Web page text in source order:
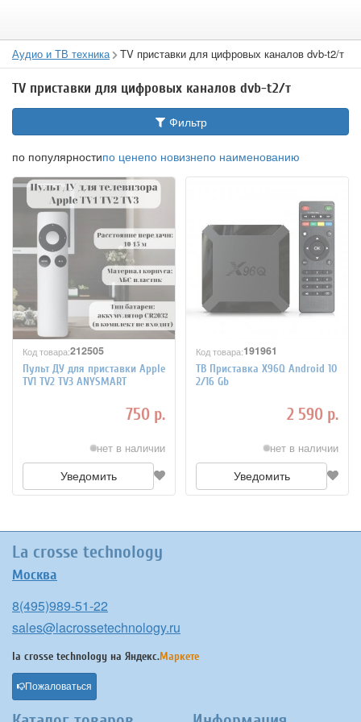
Аудио и ТВ техника TV приставки для цифровых каналов dvb-t2/т
TV приставки для цифровых каналов dvb-t2/т
Фильтр
по популярностипо ценепо новизнепо наименованию
Код товара:212505
Пульт ДУ для приставки Apple
TV1 TV2 TV3 ANYSMART
750 р.
нет в наличии
Уведомить
Код товара:191961
ТВ Приставка X96Q Android 10
2/16 Gb
2 590 р.
нет в наличии
Уведомить
La crosse technology
Москва
8(495)989-51-22
sales@lacrossetechnology.ru
la crosse technology на Яндекс.Маркете
Пожаловаться